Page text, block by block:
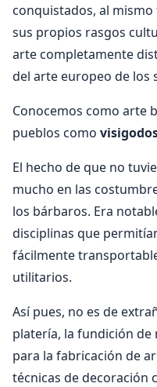
conquistados, al
sus propios rasgos
arte completamente
del arte europeo de los
Conocemos como arte
pueblos como
El hecho de que no
mucho en las
los bárbaros. Era
disciplinas que
fácilmente
utilitarios.
Así pues, no es de
platería, la fundición de
para la fabricación de
técnicas de decoración